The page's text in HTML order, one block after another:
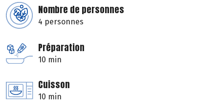
Nombre de personnes
4 personnes
Préparation
10 min
Cuisson
10 min